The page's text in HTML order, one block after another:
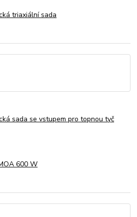
triaxiální sada
sada se vstupem pro topnou tyč
600 W